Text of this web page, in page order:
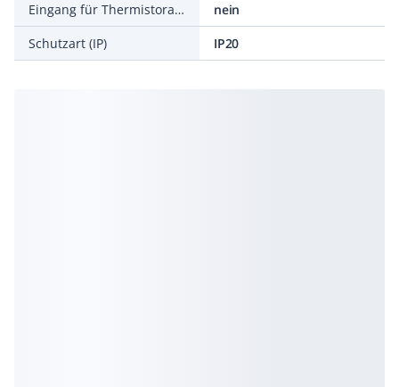
Eingang für Thermistoranschluss
nein
Schutzart (IP)
IP20